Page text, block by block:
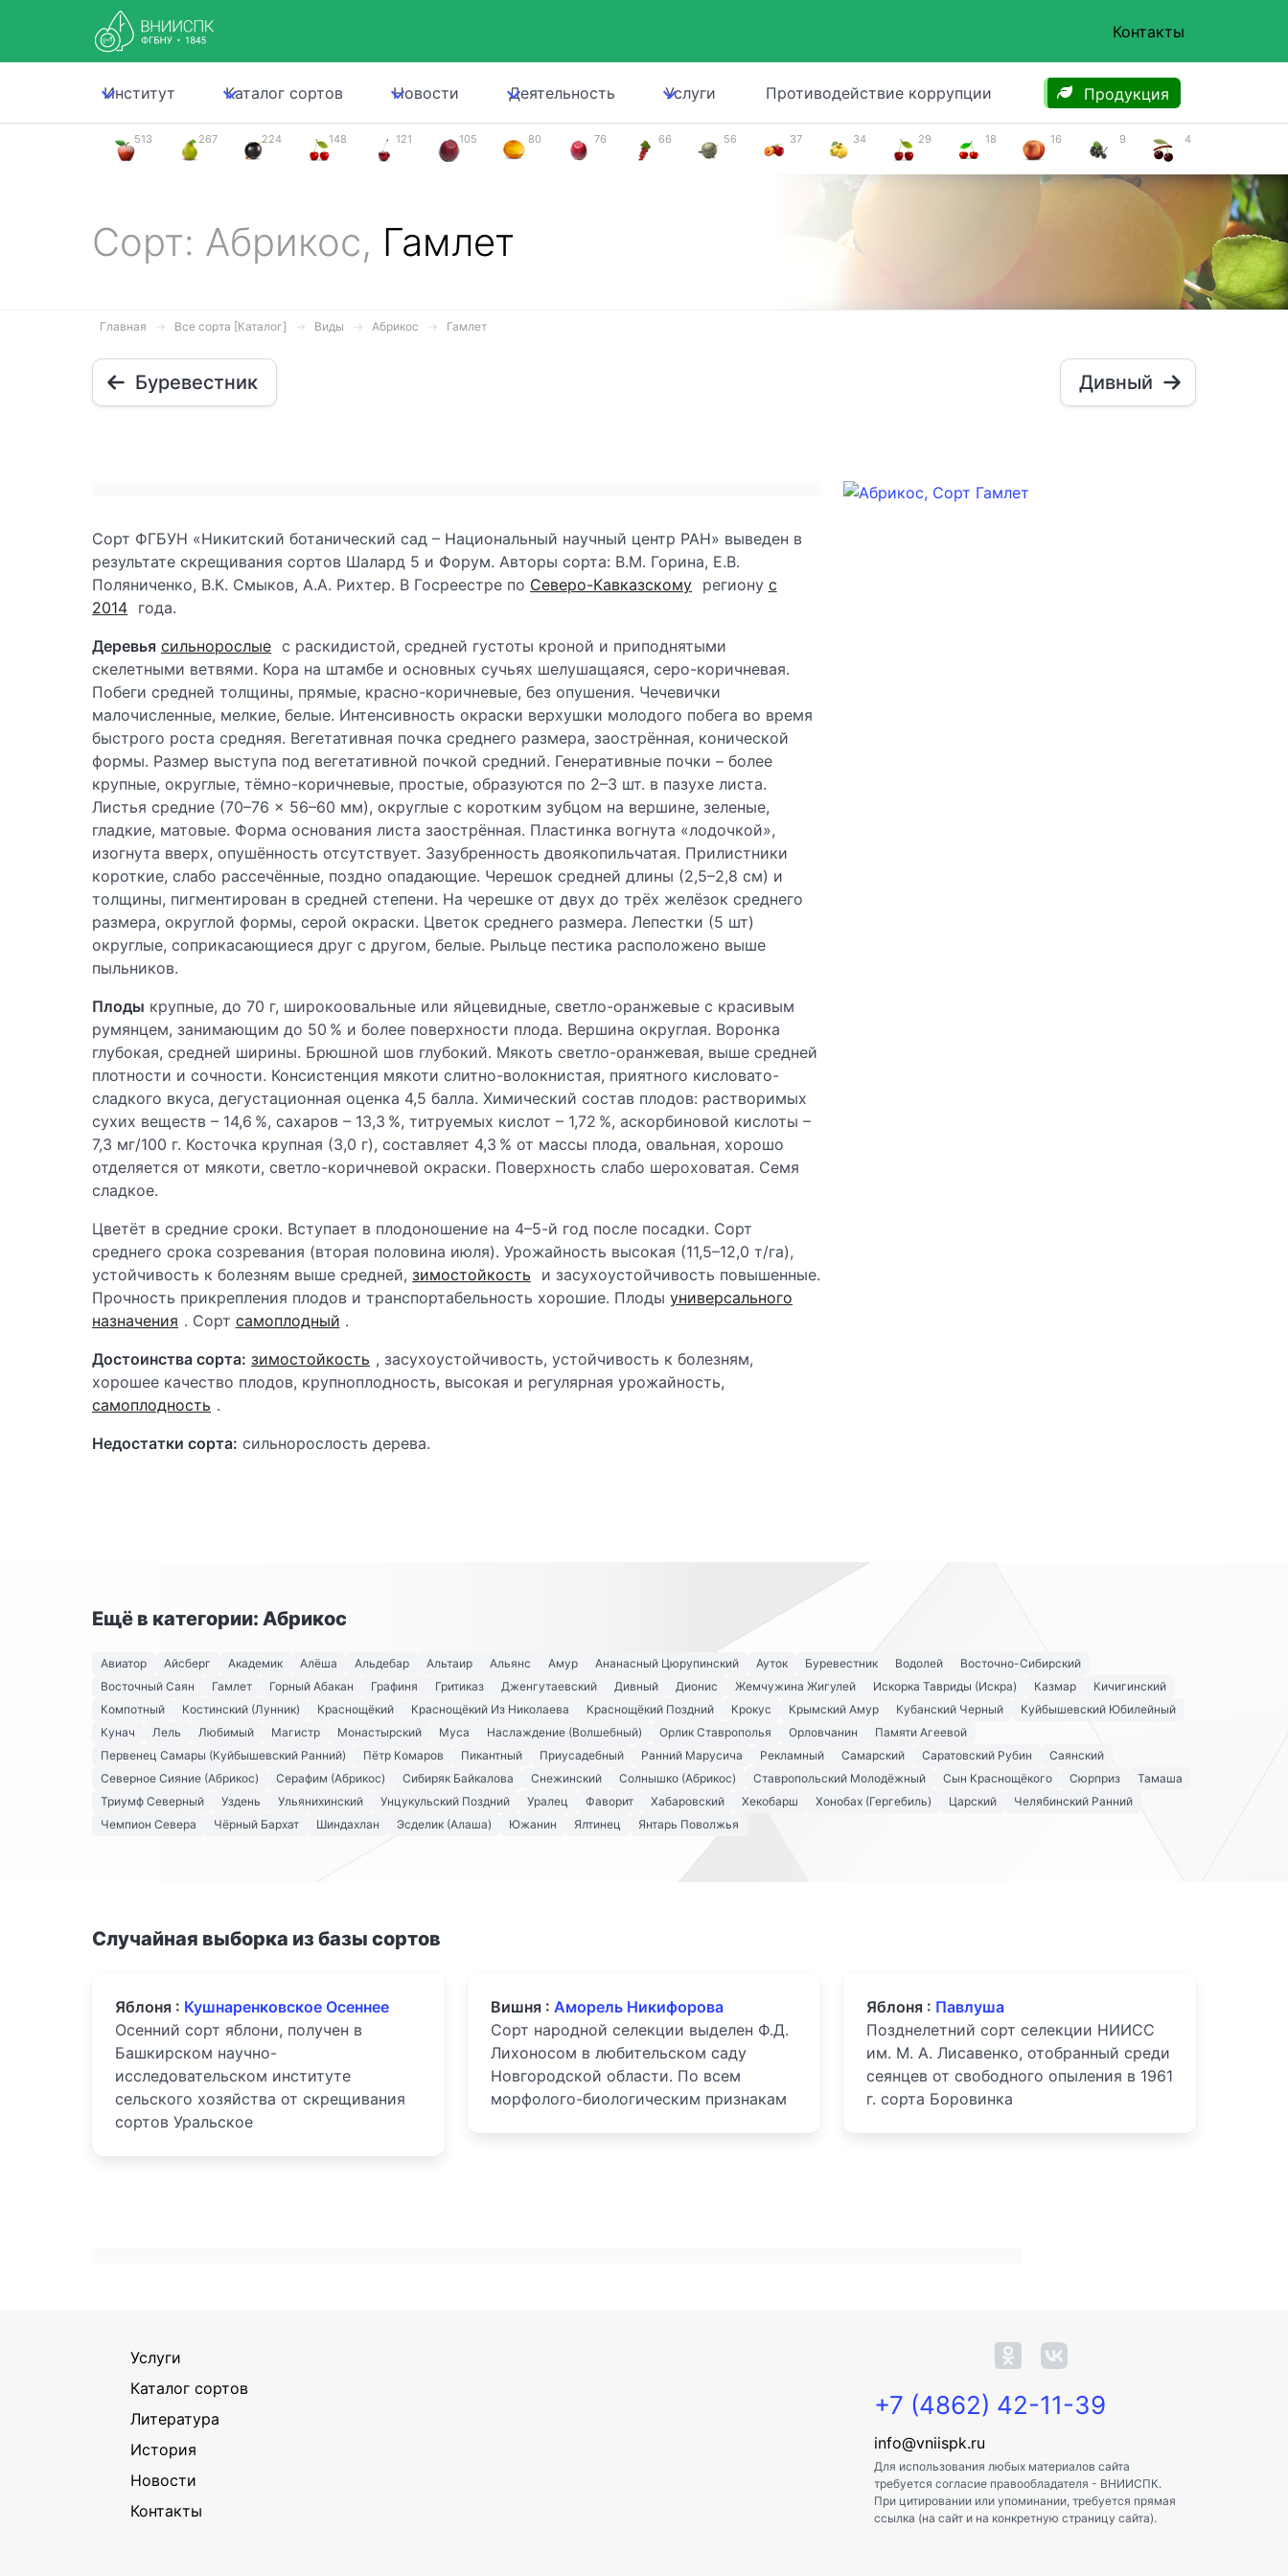
Контакты
Институт Каталог сортов Новости Деятельность Услуги Противодействие коррупции Продукция
513 267 224 148 121 105 80 76 66 56 37 34 29 18 16 9 4
Сорт: Абрикос, Гамлет
Главная Все сорта [Каталог] Виды Абрикос Гамлет
Буревестник Дивный
Сорт ФГБУН «Никитский ботанический сад – Национальный научный центр РАН» выведен в
результате скрещивания сортов Шалард 5 и Форум. Авторы сорта: В.М. Горина, Е.В.
Поляниченко, В.К. Смыков, А.А. Рихтер. В Госреестре по Северо-Кавказскому региону с
2014 года.
Деревья сильнорослые с раскидистой, средней густоты кроной и приподнятыми
скелетными ветвями. Кора на штамбе и основных сучьях шелушащаяся, серо-коричневая.
Побеги средней толщины, прямые, красно-коричневые, без опушения. Чечевички
малочисленные, мелкие, белые. Интенсивность окраски верхушки молодого побега во время
быстрого роста средняя. Вегетативная почка среднего размера, заострённая, конической
формы. Размер выступа под вегетативной почкой средний. Генеративные почки – более
крупные, округлые, тёмно-коричневые, простые, образуются по 2–3 шт. в пазухе листа.
Листья средние (70–76 × 56–60 мм), округлые с коротким зубцом на вершине, зеленые,
гладкие, матовые. Форма основания листа заострённая. Пластинка вогнута «лодочкой»,
изогнута вверх, опушённость отсутствует. Зазубренность двоякопильчатая. Прилистники
короткие, слабо рассечённые, поздно опадающие. Черешок средней длины (2,5–2,8 см) и
толщины, пигментирован в средней степени. На черешке от двух до трёх желёзок среднего
размера, округлой формы, серой окраски. Цветок среднего размера. Лепестки (5 шт)
округлые, соприкасающиеся друг с другом, белые. Рыльце пестика расположено выше
пыльников.
Плоды крупные, до 70 г, широкоовальные или яйцевидные, светло-оранжевые с красивым
румянцем, занимающим до 50 % и более поверхности плода. Вершина округлая. Воронка
глубокая, средней ширины. Брюшной шов глубокий. Мякоть светло-оранжевая, выше средней
плотности и сочности. Консистенция мякоти слитно-волокнистая, приятного кисловато-
сладкого вкуса, дегустационная оценка 4,5 балла. Химический состав плодов: растворимых
сухих веществ – 14,6 %, сахаров – 13,3 %, титруемых кислот – 1,72 %, аскорбиновой кислоты –
7,3 мг/100 г. Косточка крупная (3,0 г), составляет 4,3 % от массы плода, овальная, хорошо
отделяется от мякоти, светло-коричневой окраски. Поверхность слабо шероховатая. Семя
сладкое.
Цветёт в средние сроки. Вступает в плодоношение на 4–5-й год после посадки. Сорт
среднего срока созревания (вторая половина июля). Урожайность высокая (11,5–12,0 т/га),
устойчивость к болезням выше средней, зимостойкость
и засухоустойчивость повышенные.
Прочность прикрепления плодов и транспортабельность хорошие. Плоды универсального
назначения . Сорт самоплодный .
Достоинства сорта: зимостойкость , засухоустойчивость, устойчивость к болезням,
хорошее качество плодов, крупноплодность, высокая и регулярная урожайность,
самоплодность .
Недостатки сорта: сильнорослость дерева.
Ещё в категории: Абрикос
Авиатор Айсберг Академик Алёша Альдебар Альтаир Альянс Амур Ананасный Цюрупинский Ауток Буревестник Водолей
Восточно-Сибирский
Восточный Саян
Гамлет Горный Абакан Графиня Гритиказ Дженгутаевский Дивный Дионис Жемчужина Жигулей Искорка Тавриды (Искра) Казмар
Кичигинский
Компотный
Костинский (Лунник) Краснощёкий Краснощёкий Из Николаева Краснощёкий Поздний Крокус Крымский Амур Кубанский Черный
Куйбышевский Юбилейный
Кунач
Лель Любимый Магистр Монастырский Муса Наслаждение (Волшебный) Орлик Ставрополья Орловчанин
Памяти Агеевой
Первенец Самары (Куйбышевский Ранний)
Пётр Комаров Пикантный Приусадебный Ранний Марусича Рекламный Самарский Саратовский Рубин
Саянский
Северное Сияние (Абрикос)
Серафим (Абрикос) Сибиряк Байкалова Снежинский Солнышко (Абрикос) Ставропольский Молодёжный Сын Краснощёкого Сюрприз
Тамаша
Триумф Северный
Уздень Ульянихинский Унцукульский Поздний Уралец Фаворит Хабаровский Хекобарш Хонобах (Гергебиль) Царский
Челябинский Ранний
Чемпион Севера
Чёрный Бархат Шиндахлан Эсделик (Алаша) Южанин Ялтинец Янтарь Поволжья
Случайная выборка из базы сортов
Яблоня : Кушнаренковское Осеннее
Осенний сорт яблони, получен в
Башкирском научно-
исследовательском институте
сельского хозяйства от скрещивания
сортов Уральское
Вишня : Аморель Никифорова
Сорт народной селекции выделен Ф.Д.
Лихоносом в любительском саду
Новгородской области. По всем
морфолого-биологическим признакам
Яблоня : Павлуша
Позднелетний сорт селекции НИИСС
им. М. А. Лисавенко, отобранный среди
сеянцев от свобод­ного опыления в 1961
г. сорта Боровинка
Услуги
Каталог сортов
Литература
История
Новости
Контакты
+7 (4862) 42-11-39
info@vniispk.ru
Для использования любых материалов сайта
требуется согласие правообладателя - ВНИИСПК.
При цитировании или упоминании, требуется прямая
ссылка (на сайт и на конкретную страницу сайта).